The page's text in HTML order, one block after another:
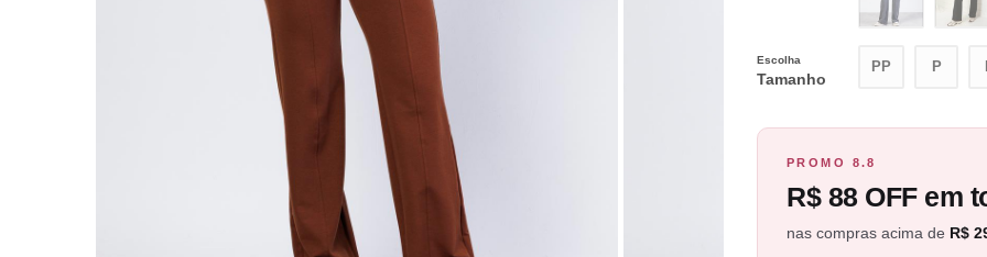
Escolha
Tamanho
PP P
PROMO 8.8
R$ 88 OFF em
nas compras acima de R$